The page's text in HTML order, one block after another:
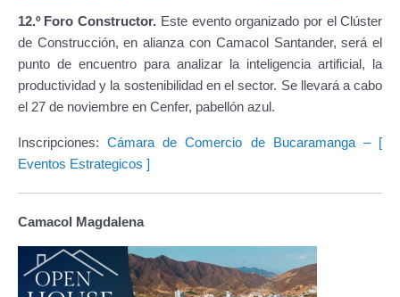
12.º Foro Constructor. Este evento organizado por el Clúster
de Construcción, en alianza con Camacol Santander, será el
punto de encuentro para analizar la inteligencia artificial, la
productividad y la sostenibilidad en el sector. Se llevará a cabo
el 27 de noviembre en Cenfer, pabellón azul.
Inscripciones: Cámara de Comercio de Bucaramanga – [
Eventos Estrategicos ]
Camacol Magdalena